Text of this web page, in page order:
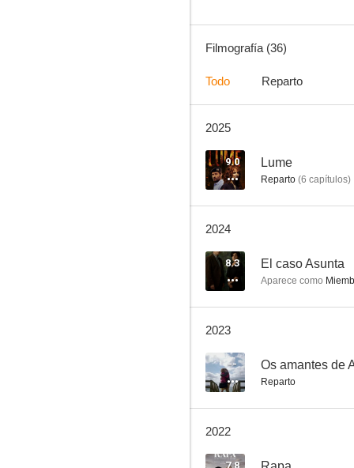
Filmografía (36)
Todo Reparto
2025
9.0 Lume
Reparto (6 capítulos)
2024
8.3 El caso Asunta
Aparece como
2023
-- Os amantes de
Reparto
2022
7.8